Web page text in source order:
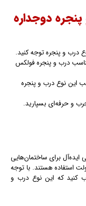
دوجداره
درب و پنجره توجه کنید.
درب و پنجره فولکس
این نوع درب و پنجره
و حرفه‌ای بسپارید.
ایده‌آل برای ساختمان‌هایی
استفاده هستند. با توجه
کنید که این نوع درب و